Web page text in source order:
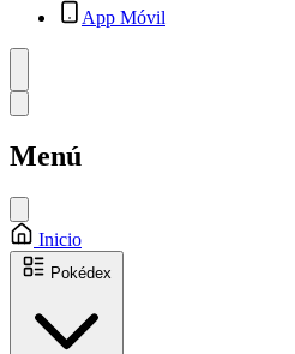
App Móvil
Menú
Inicio